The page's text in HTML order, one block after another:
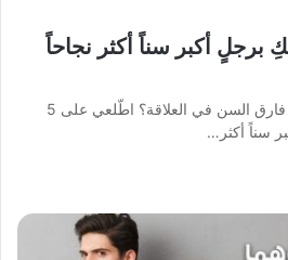
برجلٍ أكبر سناً أكثر نجاحاً
إن أردت معرفة لما يروق لك فارق السن في العلاقة؟ اطّلعي على 5
سناً أكثر…